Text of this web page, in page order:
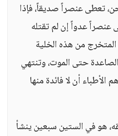
تعطى عنصراً صديقاً، فإذا
عدواً إن لم تقتله
من هذه الخلية
حتى الموت، وتنتهي
أن لا فائدة منها
هو في الستين سبعين ينشأ